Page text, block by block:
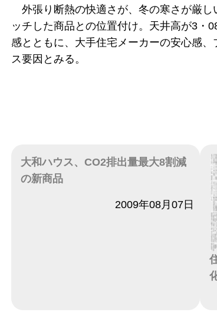
外張り断熱の快適さが、冬の寒さが厳し
ッチした商品との位置付け。天井高が3・
感とともに、大手住宅メーカーの安心感、
ス要因とみる。
大和ハウス、CO2排出量最大8割減
の新商品
2009年08月07日